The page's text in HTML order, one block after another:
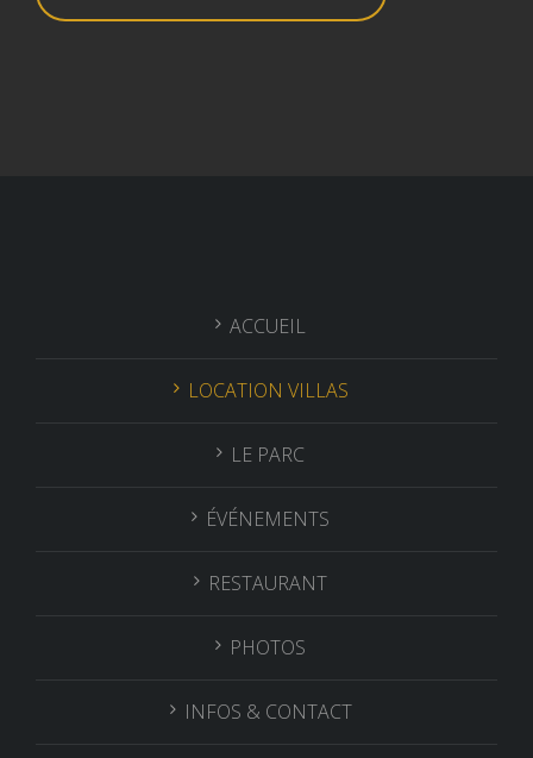
ACCUEIL
LOCATION VILLAS
LE PARC
ÉVÉNEMENTS
RESTAURANT
PHOTOS
INFOS & CONTACT